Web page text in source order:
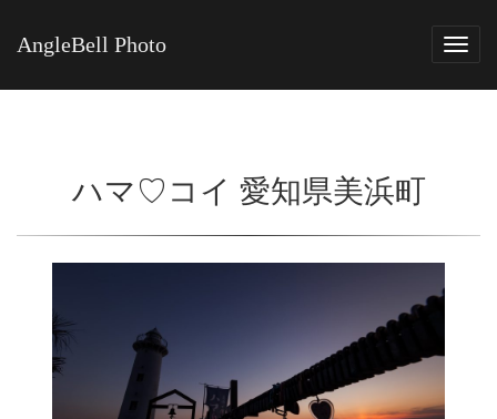
AngleBell Photo
ハマ♡コイ 愛知県美浜町